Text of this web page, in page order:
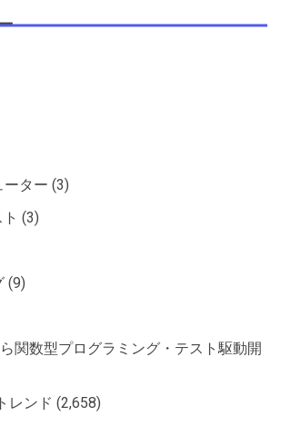
ーター (3)
(3)
(9)
関数型プログラミング・テスト駆動開
レンド (2,658)